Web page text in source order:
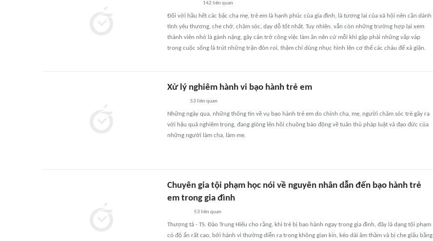
142 liên quan
Đối với hầu hết các bậc cha mẹ, trẻ em là hạnh phúc của gia đình, là tương lai của xã hội nên cần dành
tình yêu thương, che chở, chăm sóc, dạy dỗ tốt nhất. Tuy nhiên, vẫn còn những trường hợp lại xem
thành viên nhỏ là gánh nặng, gây cản trở công việc làm ăn nên cứ mỗi khi gặp phải những vấp váp
trong cuộc sống là trút những trận đòn roi, thậm chí dùng nhục hình lên cơ thể các cháu để xả giận.
Xử lý nghiêm hành vi bạo hành trẻ em
53 liên quan
Những ngày qua, những thông tin về vụ bạo hành trẻ em do chính cha, mẹ, người chăm sóc trẻ gây ra
với hậu quả nghiêm trọng, đang gióng lên hồi chuông báo động về tuân thủ pháp luật và đạo đức của
những người làm cha, làm mẹ.
Chuyên gia tội phạm học nói về nguyên nhân dẫn đến bạo hành trẻ
em trong gia đình
53 liên quan
Thượng tá - TS. Đào Trung Hiếu cho rằng, khi trẻ bị bạo hành ngay trong gia đình, đây là dạng tội phạm
có độ ẩn rất cao, bởi hành vi thường diễn ra trong không gian kín, kéo dài âm thầm và bị che giấu bằng